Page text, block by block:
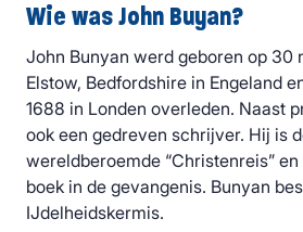
Wie was John Buyan?
John Bunyan werd geboren op 30
Elstow, Bedfordshire in Engeland
1688 in Londen overleden. Naast
ook een gedreven schrijver. Hij is
wereldberoemde “Christenreis”
boek in de gevangenis. Bunyan
IJdelheidskermis.